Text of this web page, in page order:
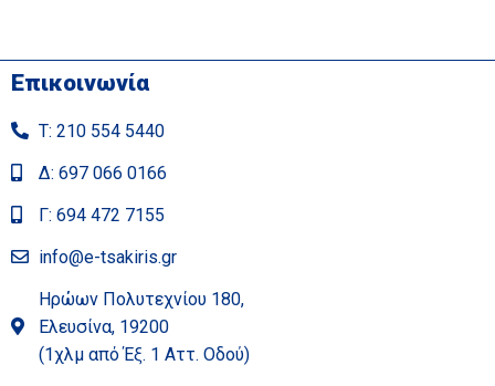
Επικοινωνία
Τ: 210 554 5440
Δ: 697 066 0166
Γ: 694 472 7155
info@e-tsakiris.gr
Ηρώων Πολυτεχνίου 180,
Ελευσίνα, 19200
(1χλμ από Έξ. 1 Αττ. Οδού)